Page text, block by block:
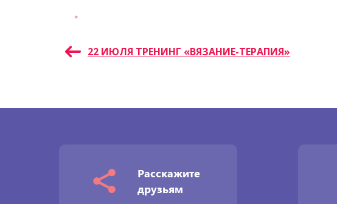
Навигация
записям
22 ИЮЛЯ ТРЕНИНГ «ВЯЗАНИЕ-ТЕРАПИЯ»
Расскажите
друзьям